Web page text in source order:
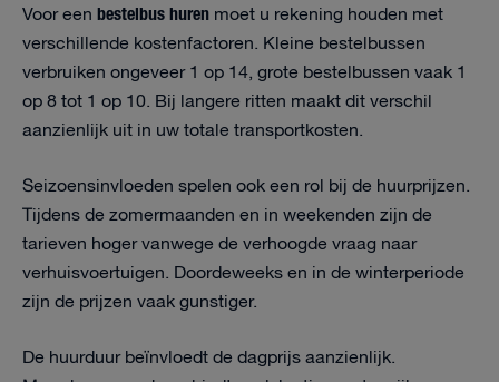
Voor een bestelbus huren moet u rekening houden met
verschillende kostenfactoren. Kleine bestelbussen
verbruiken ongeveer 1 op 14, grote bestelbussen vaak 1
op 8 tot 1 op 10. Bij langere ritten maakt dit verschil
aanzienlijk uit in uw totale transportkosten.
Seizoensinvloeden spelen ook een rol bij de huurprijzen.
Tijdens de zomermaanden en in weekenden zijn de
tarieven hoger vanwege de verhoogde vraag naar
verhuisvoertuigen. Doordeweeks en in de winterperiode
zijn de prijzen vaak gunstiger.
De huurduur beïnvloedt de dagprijs aanzienlijk.